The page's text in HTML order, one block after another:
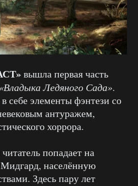
вышла первая часть
«Владыка Ледяного Сада».
себе элементы фэнтези со
антуражем,
хоррора.
попадает на
населённую
Здесь пару лет